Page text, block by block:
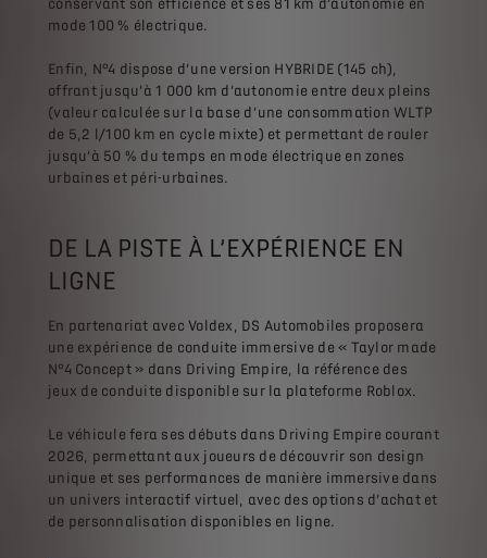
conservant son efficience et ses 81 km d’autonomie en
mode 100 % électrique.
Enfin, N°4 dispose d’une version HYBRIDE (145 ch),
offrant jusqu’à 1 000 km d’autonomie entre deux pleins
(valeur calculée sur la base d’une consommation WLTP
de 5,2 l/100 km en cycle mixte) et permettant de rouler
jusqu’à 50 % du temps en mode électrique en zones
urbaines et péri-urbaines.
DE LA PISTE À L’EXPÉRIENCE EN
LIGNE
En partenariat avec Voldex, DS Automobiles proposera
une expérience de conduite immersive de « Taylor made
N°4 Concept » dans Driving Empire, la référence des
jeux de conduite disponible sur la plateforme Roblox.
Le véhicule fera ses débuts dans Driving Empire courant
2026, permettant aux joueurs de découvrir son design
unique et ses performances de manière immersive dans
un univers interactif virtuel, avec des options d’achat et
de personnalisation disponibles en ligne.